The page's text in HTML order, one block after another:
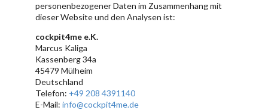
personenbezogener Daten im Zusammenhang mit
dieser Website und den Analysen ist:
cockpit4me e.K.
Marcus Kaliga
Kassenberg 34a
45479 Mülheim
Deutschland
Telefon: +49 208 4391140
E-Mail: info@cockpit4me.de